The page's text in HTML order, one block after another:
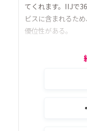
てくれます。IIJで
ビスに含まれるた
優位性がある。